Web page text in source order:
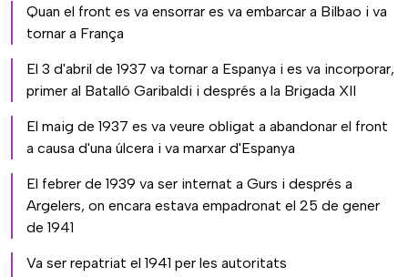
Quan el front es va ensorrar es va embarcar a Bilbao i va
tornar a França
El 3 d'abril de 1937 va tornar a Espanya i es va incorporar,
primer al Batalló Garibaldi i després a la Brigada XII
El maig de 1937 es va veure obligat a abandonar el front
a causa d'una úlcera i va marxar d'Espanya
El febrer de 1939 va ser internat a Gurs i després a
Argelers, on encara estava empadronat el 25 de gener
de 1941
Va ser repatriat el 1941 per les autoritats